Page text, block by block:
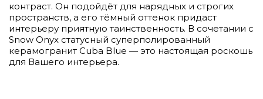
контраст. Он подойдёт для нарядных и строгих
пространств, а его тёмный оттенок придаст
интерьеру приятную таинственность. В сочетании с
Snow Onyx статусный суперполированный
керамогранит Cuba Blue — это настоящая роскошь
для Вашего интерьера.